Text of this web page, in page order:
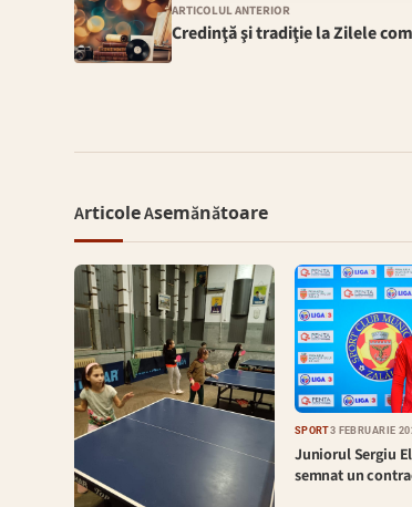
ARTICOLUL ANTERIOR
Credinţă şi tradiţie la Zilele
Articole Asemănătoare
SPORT3 FEBRUARIE
Juniorul Sergiu
semnat un